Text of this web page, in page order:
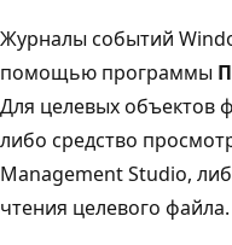
Журналы событий
помощью программы
Для целевых объектов
либо средство
Management Studio,
чтения целевого файла.